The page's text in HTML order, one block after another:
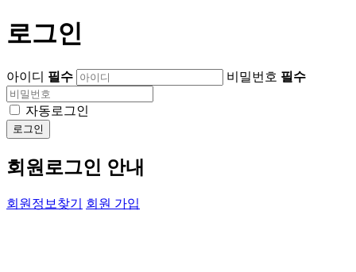
로그인
아이디 필수 비밀번호 필수
자동로그인
로그인
회원로그인 안내
회원정보찾기 회원 가입